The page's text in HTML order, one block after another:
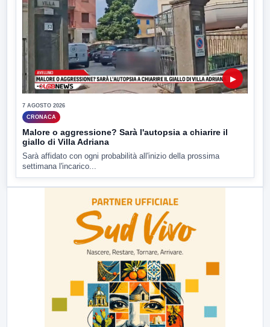
▶
7 AGOSTO 2026
CRONACA
Malore o aggressione? Sarà l'autopsia a chiarire il
giallo di Villa Adriana
Sarà affidato con ogni probabilità all'inizio della prossima
settimana l'incarico...